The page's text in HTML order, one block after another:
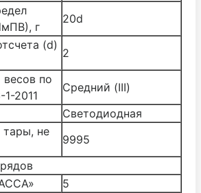
г
20d
(d)
2
весов по
2011
Средний (III)
Светодиодная
не
9995
5